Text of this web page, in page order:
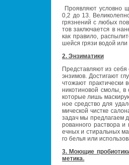
Про­яв­ля­ют услов­но
0,2 до 13.
гряз­не­ний с любых
тов за­клю­ча­ет­ся в
как пра­ви­ло,
шей­ся грязи водой
2. Эн­зи­ма­ти­ки
Пред­став­ля­ют из
эн­зи­мов. До­сти­га­ют
что­жа­ют прак­ти­че­ски
ни­ко­ти­но­вой смолы, в
ко­то­рые лишь
ное сред­ство для
ми­че­ской чист­ке
задач мы пред­ла­га­ем
ро­ван­но­го рас­тво­ра
еч­ных и сти­раль­ных
го белья или
3. Мо­ю­щие
ме­ти­ка.